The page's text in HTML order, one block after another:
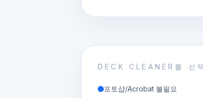
DECK CLEANER를 선
포토샵/Acrobat 불필요